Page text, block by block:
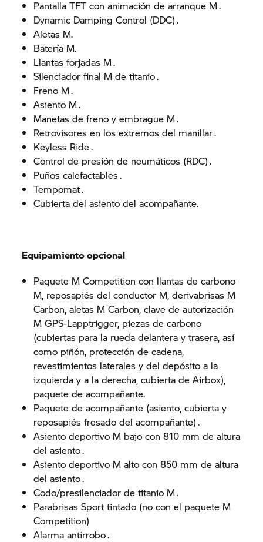
Pantalla TFT con animación de arranque M .
Dynamic Damping Control (DDC) .
Aletas M.
Batería M.
Llantas forjadas M .
Silenciador final M de titanio .
Freno M .
Asiento M .
Manetas de freno y embrague M .
Retrovisores en los extremos del manillar .
Keyless Ride .
Control de presión de neumáticos (RDC) .
Puños calefactables .
Tempomat .
Cubierta del asiento del acompañante.
Equipamiento opcional
Paquete M Competition con llantas de carbono
M, reposapiés del conductor M, derivabrisas M
Carbon, aletas M Carbon, clave de autorización
M GPS-Lapptrigger, piezas de carbono
(cubiertas para la rueda delantera y trasera, así
como piñón, protección de cadena,
revestimientos laterales y del depósito a la
izquierda y a la derecha, cubierta de Airbox),
paquete de acompañante.
Paquete de acompañante (asiento, cubierta y
reposapiés fresado del acompañante) .
Asiento deportivo M bajo con 810 mm de altura
del asiento .
Asiento deportivo M alto con 850 mm de altura
del asiento .
Codo/presilenciador de titanio M .
Parabrisas Sport tintado (no con el paquete M
Competition)
Alarma antirrobo .